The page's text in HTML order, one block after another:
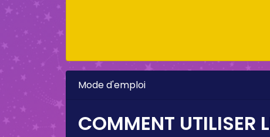
Mode d'emploi
COMMENT UTILISER